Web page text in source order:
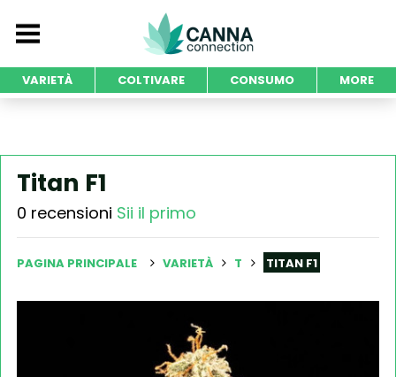
VARIETÀ COLTIVARE CONSUMO MORE
Titan F1
0 recensioni Sii il primo
PAGINA PRINCIPALE VARIETÀ T TITAN F1